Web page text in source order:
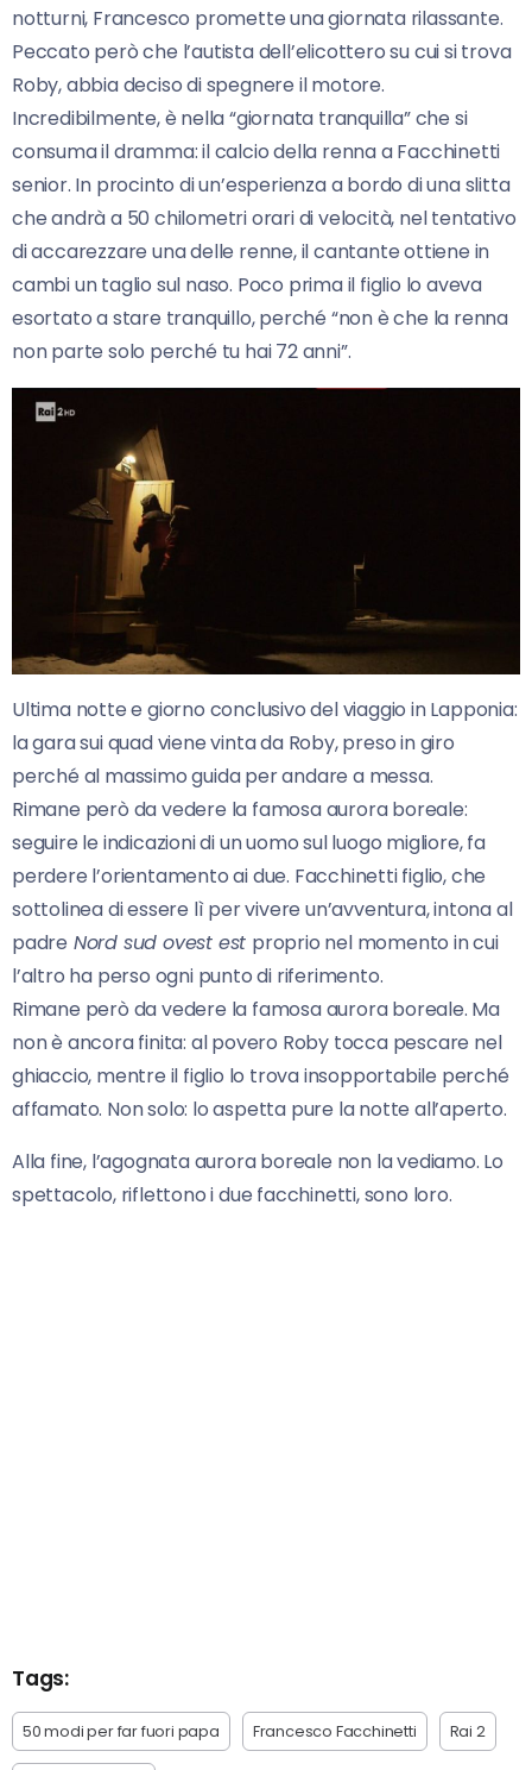
notturni, Francesco promette una giornata rilassante.
Peccato però che l’autista dell’elicottero su cui si trova
Roby, abbia deciso di spegnere il motore.
Incredibilmente, è nella “giornata tranquilla” che si
consuma il dramma: il calcio della renna a Facchinetti
senior. In procinto di un’esperienza a bordo di una slitta
che andrà a 50 chilometri orari di velocità, nel tentativo
di accarezzare una delle renne, il cantante ottiene in
cambi un taglio sul naso. Poco prima il figlio lo aveva
esortato a stare tranquillo, perché “non è che la renna
non parte solo perché tu hai 72 anni”.
Ultima notte e giorno conclusivo del viaggio in Lapponia:
la gara sui quad viene vinta da Roby, preso in giro
perché al massimo guida per andare a messa.
Rimane però da vedere la famosa aurora boreale:
seguire le indicazioni di un uomo sul luogo migliore, fa
perdere l’orientamento ai due. Facchinetti figlio, che
sottolinea di essere lì per vivere un’avventura, intona al
padre Nord sud ovest est proprio nel momento in cui
l’altro ha perso ogni punto di riferimento.
Rimane però da vedere la famosa aurora boreale. Ma
non è ancora finita: al povero Roby tocca pescare nel
ghiaccio, mentre il figlio lo trova insopportabile perché
affamato. Non solo: lo aspetta pure la notte all’aperto.
Alla fine, l’agognata aurora boreale non la vediamo. Lo
spettacolo, riflettono i due facchinetti, sono loro.
Tags:
50 modi per far fuori papa Francesco Facchinetti Rai 2